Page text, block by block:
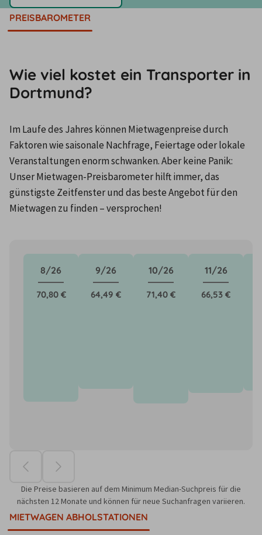
PREISBAROMETER
Wie viel kostet ein Transporter in
Dortmund?
Im Laufe des Jahres können Mietwagenpreise durch
Faktoren wie saisonale Nachfrage, Feiertage oder lokale
Veranstaltungen enorm schwanken. Aber keine Panik:
Unser Mietwagen-Preisbarometer hilft immer, das
günstigste Zeitfenster und das beste Angebot für den
Mietwagen zu finden – versprochen!
8/26
70,80 €
9/26
64,49 €
10/26
71,40 €
11/26
66,53 €
Die Preise basieren auf dem Minimum Median-Suchpreis für die
nächsten 12 Monate und können für neue Suchanfragen variieren.
MIETWAGEN ABHOLSTATIONEN